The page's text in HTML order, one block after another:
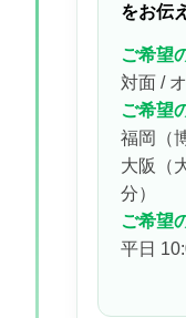
をお伝
ご希望
対面 /
ご希望
福岡（
大阪（
分）
ご希望
平日